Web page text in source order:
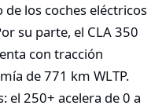
los coches eléctricos
su parte, el CLA 350
con tracción
de 771 km WLTP.
el 250+ acelera de 0 a